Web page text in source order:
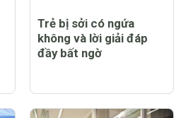
Trẻ bị sởi có ngứa
không và lời giải đáp
đầy bất ngờ